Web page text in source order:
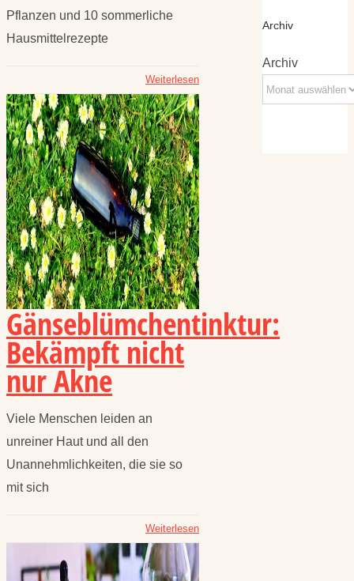
Pflanzen und 10 sommerliche
Hausmittelrezepte
Weiterlesen
Gänseblümchentinktur:
Bekämpft nicht
nur Akne
Viele Menschen leiden an
unreiner Haut und all den
Unannehmlichkeiten, die sie so
mit sich
Weiterlesen
Archiv
Archiv